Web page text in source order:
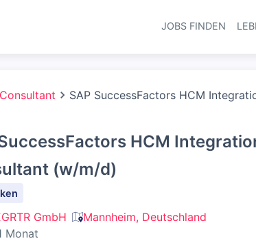
JOBS FINDEN
Consultant SAP SuccessFactors HCM
HCM
(w/m/d)
GmbH
Mannheim, Deutschland
:
Monat